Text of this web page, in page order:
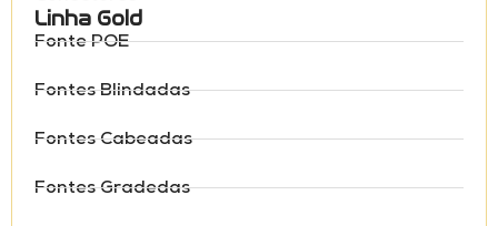
Linha Gold
Fonte POE
Fontes Blindadas
Fontes Cabeadas
Fontes Gradedas